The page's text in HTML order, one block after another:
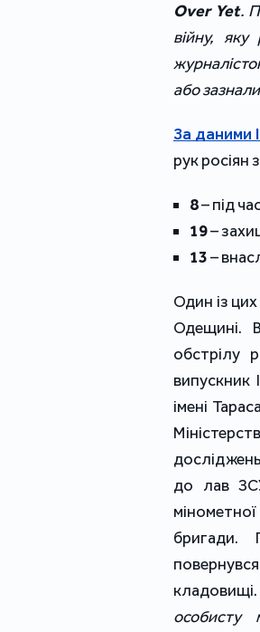
Over Yet.
війну, яку
або
За даними
рук росіян
8– під
19–
13–
Один із
Одещині.
обстрілу
випускник
імені
до лав
бригади.
особисту